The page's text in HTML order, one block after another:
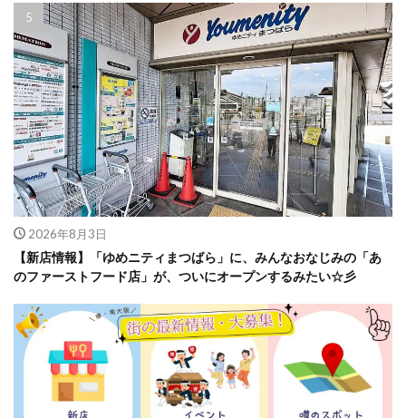
2026年8月3日
【新店情報】「ゆめニティまつばら」に、みんなおなじみの「あ
のファーストフード店」が、ついにオープンするみたい☆彡